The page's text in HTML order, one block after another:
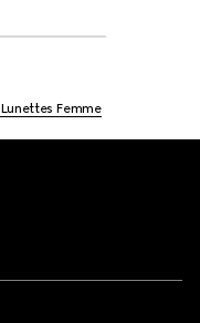
Lunettes Femme